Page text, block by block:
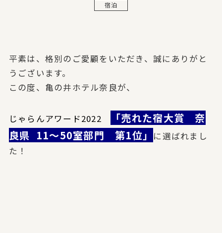
宿泊
平素は、格別のご愛顧をいただき、誠にありがと
うございます。
この度、亀の井ホテル奈良が、
じゃらんアワード2022
「売れた宿大賞 奈
良県 11～50室部門 第1位」
に選ばれまし
た！